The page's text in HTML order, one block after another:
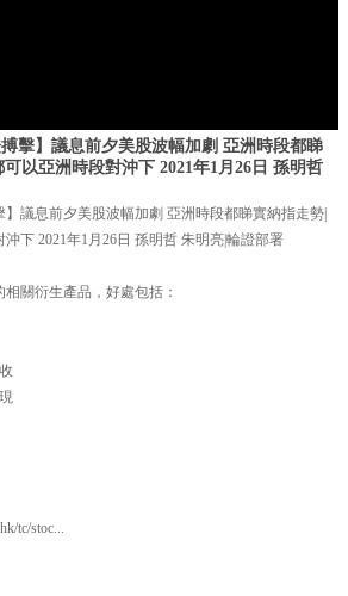
搏擊】議息前夕美股波幅加劇 亞洲時段都睇
以亞洲時段對沖下 2021年1月26日 孫明哲
】議息前夕美股波幅加劇 亞洲時段都睇實納指走勢|
下 2021年1月26日 孫明哲 朱明亮|輪證部署
關衍生產品，好處包括：
tc/stoc...